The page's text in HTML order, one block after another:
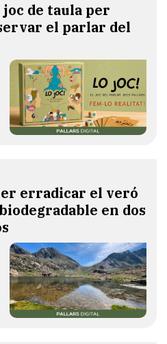
joc de taula per
el parlar del
erradicar el veró
en dos